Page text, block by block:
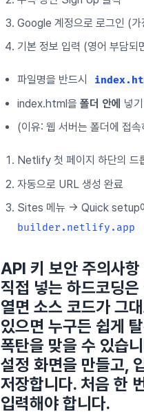
Google 계정으로 로그인 (가
기본 정보 입력 (영어 부담되
파일명을 반드시
index.html을 폴더 안에 넣기
(이유: 웹 서버는 폴더에 접
Netlify 첫 페이지 하단의 드
자동으로 URL 생성 완료
Sites 메뉴 → Quick setup
builder.netlify.app
API 키 보안 주의사
직접 넣는 하드코딩은
열면 소스 코드가 그
있으면 누구든 쉽게
폭탄을 맞을 수 있습
설정 화면을 만들고,
저장합니다. 처음 한
입력해야 합니다.